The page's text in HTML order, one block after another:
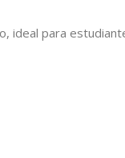
ideal para